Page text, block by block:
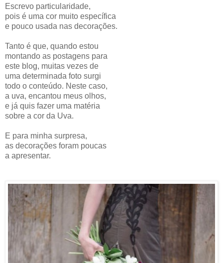
Escrevo particularidade,
pois é uma cor muito específica
e pouco usada nas decorações.
Tanto é que, quando estou
montando as postagens para
este blog, muitas vezes de
uma determinada foto surgi
todo o conteúdo. Neste caso,
a uva, encantou meus olhos,
e já quis fazer uma matéria
sobre a cor da Uva.
E para minha surpresa,
as decorações foram poucas
a apresentar.